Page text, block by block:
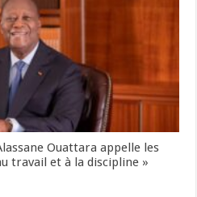
Ouattara appelle les
travail et à la discipline »